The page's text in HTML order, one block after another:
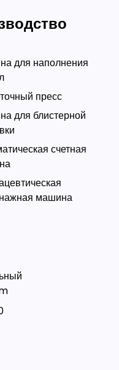
для наполнения
пресс
для блистерной
счетная
машина